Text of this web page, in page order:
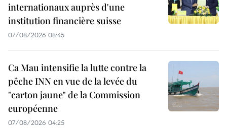
internationaux auprès d'une
institution financière suisse
07/08/2026 08:45
Ca Mau intensifie la lutte contre la
pêche INN en vue de la levée du
"carton jaune" de la Commission
européenne
07/08/2026 04:25